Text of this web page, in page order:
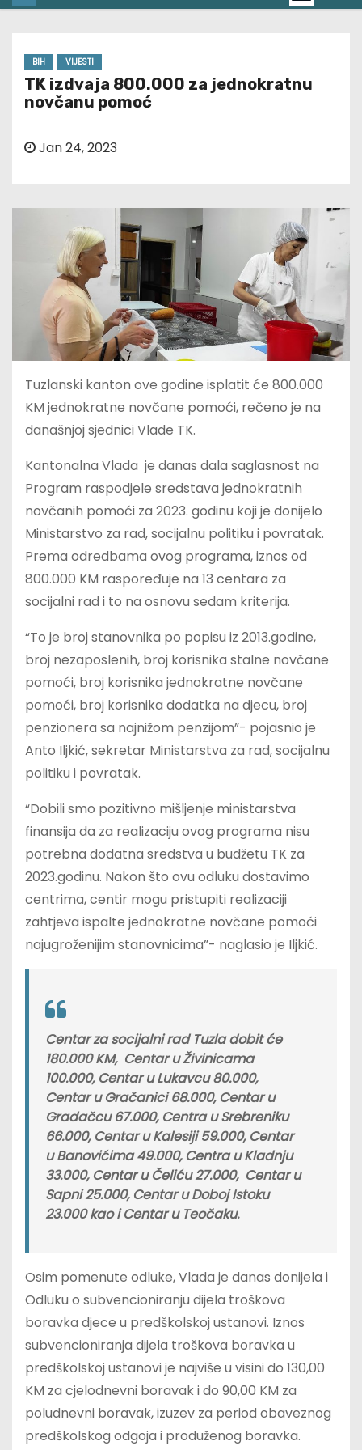
BIH VIJESTI
TK izdvaja 800.000 za jednokratnu
novčanu pomoć
Jan 24, 2023
Tuzlanski kanton ove godine isplatit će 800.000
KM jednokratne novčane pomoći, rečeno je na
današnjoj sjednici Vlade TK.
Kantonalna Vlada je danas dala saglasnost na
Program raspodjele sredstava jednokratnih
novčanih pomoći za 2023. godinu koji je donijelo
Ministarstvo za rad, socijalnu politiku i povratak.
Prema odredbama ovog programa, iznos od
800.000 KM raspoređuje na 13 centara za
socijalni rad i to na osnovu sedam kriterija.
“To je broj stanovnika po popisu iz 2013.godine,
broj nezaposlenih, broj korisnika stalne novčane
pomoći, broj korisnika jednokratne novčane
pomoći, broj korisnika dodatka na djecu, broj
penzionera sa najnižom penzijom”- pojasnio je
Anto Iljkić, sekretar Ministarstva za rad, socijalnu
politiku i povratak.
“Dobili smo pozitivno mišljenje ministarstva
finansija da za realizaciju ovog programa nisu
potrebna dodatna sredstva u budžetu TK za
2023.godinu. Nakon što ovu odluku dostavimo
centrima, centir mogu pristupiti realizaciji
zahtjeva ispalte jednokratne novčane pomoći
najugroženijim stanovnicima”- naglasio je Iljkić.
Centar za socijalni rad Tuzla dobit će
180.000 KM, Centar u Živinicama
100.000, Centar u Lukavcu 80.000,
Centar u Gračanici 68.000, Centar u
Gradačcu 67.000, Centra u Srebreniku
66.000, Centar u Kalesiji 59.000, Centar
u Banovićima 49.000, Centra u Kladnju
33.000, Centar u Čeliću 27.000, Centar u
Sapni 25.000, Centar u Doboj Istoku
23.000 kao i Centar u Teočaku.
Osim pomenute odluke, Vlada je danas donijela i
Odluku o subvencioniranju dijela troškova
boravka djece u predškolskoj ustanovi. Iznos
subvencioniranja dijela troškova boravka u
predškolskoj ustanovi je najviše u visini do 130,00
KM za cjelodnevni boravak i do 90,00 KM za
poludnevni boravak, izuzev za period obaveznog
predškolskog odgoja i produženog boravka.